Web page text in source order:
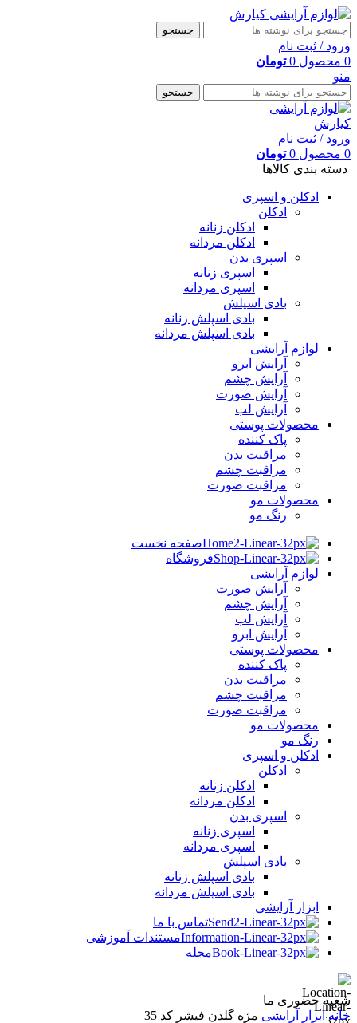
جستجو
ورود / ثبت نام
0 محصول 0 تومان
منو
جستجو
ورود / ثبت نام
0 محصول 0 تومان
دسته بندی کالاها
ادکلن و اسپری
ادکلن
ادکلن زنانه
ادکلن مردانه
اسپری بدن
اسپری زنانه
اسپری مردانه
بادی اسپلش
بادی اسپلش زنانه
بادی اسپلش مردانه
لوازم آرایشی
آرایش ابرو
آرایش چشم
آرایش صورت
آرایش لب
محصولات پوستی
پاک کننده
مراقبت بدن
مراقبت چشم
مراقبت صورت
محصولات مو
رنگ مو
صفحه نخست
فروشگاه
لوازم آرایشی
آرایش صورت
آرایش چشم
آرایش لب
آرایش ابرو
محصولات پوستی
پاک کننده
مراقبت بدن
مراقبت چشم
مراقبت صورت
محصولات مو
رنگ مو
ادکلن و اسپری
ادکلن
ادکلن زنانه
ادکلن مردانه
اسپری بدن
اسپری زنانه
اسپری مردانه
بادی اسپلش
بادی اسپلش زنانه
بادی اسپلش مردانه
ابزار آرایشی
تماس با ما
مستندات آموزشی
مجله
شعبه حضوری ما
خانهابزار آرایشی مژه گلدن فیشر کد 35